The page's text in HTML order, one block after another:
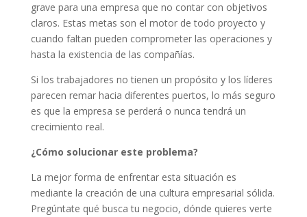
grave para una empresa que no contar con objetivos
claros. Estas metas son el motor de todo proyecto y
cuando faltan pueden comprometer las operaciones y
hasta la existencia de las compañías.
Si los trabajadores no tienen un propósito y los líderes
parecen remar hacia diferentes puertos, lo más seguro
es que la empresa se perderá o nunca tendrá un
crecimiento real.
¿Cómo solucionar este problema?
La mejor forma de enfrentar esta situación es
mediante la creación de una cultura empresarial sólida.
Pregúntate qué busca tu negocio, dónde quieres verte